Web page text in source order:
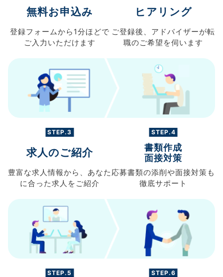
無料お申込み
登録フォームから 1分ほどで
ご入力 いただけます
ヒアリング
ご登録後、 アドバイザーが転
職のご希望を伺います
STEP.3
求人のご紹介
豊富な求人情報から、 あなた
に合った求人を ご紹介
STEP.4
書類作成
面接対策
応募書類の添削や面接対策も
徹底サポート
STEP.5 STEP.6